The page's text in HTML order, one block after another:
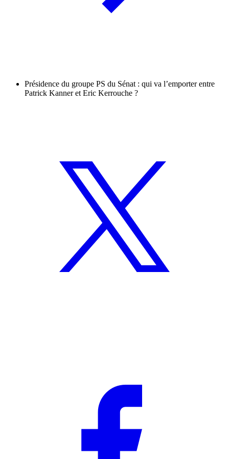
Présidence du groupe PS du Sénat : qui va l’emporter entre
Patrick Kanner et Eric Kerrouche ?